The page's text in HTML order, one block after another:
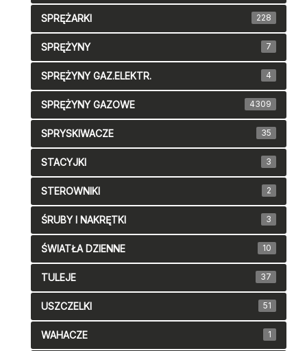
SPRĘŻARKI 228
SPRĘŻYNY 7
SPRĘŻYNY GAZ.ELEKTR. 4
SPRĘŻYNY GAZOWE 4309
SPRYSKIWACZE 35
STACYJKI 3
STEROWNIKI 2
ŚRUBY I NAKRĘTKI 3
ŚWIATŁA DZIENNE 10
TULEJE 37
USZCZELKI 51
WAHACZE 1